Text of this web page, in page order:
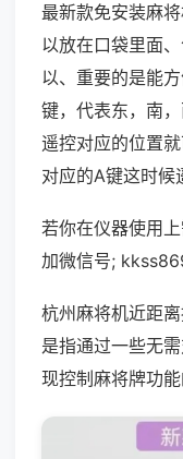
最新款免安装麻
以放在口袋里面
以、重要的是能
键，代表东，南
遥控对应的位置
对应的A键这时候
若你在仪器使用
加微信号;
杭州麻将机近距
是指通过一些无
现控制麻将牌功能